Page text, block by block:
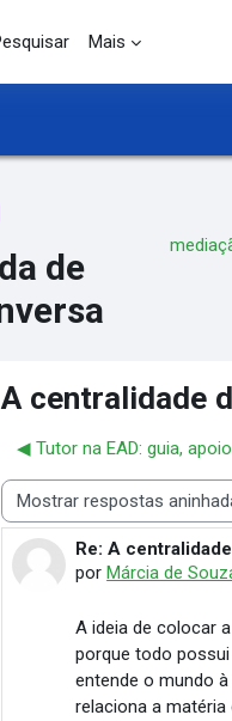
Mais
de
A centralidade
◀︎ Tutor na EAD: guia,
Modo de visualização
Re: A
porMárcia de
Número de
A ideia de colocar
porque todo
entende o mundo
relaciona a